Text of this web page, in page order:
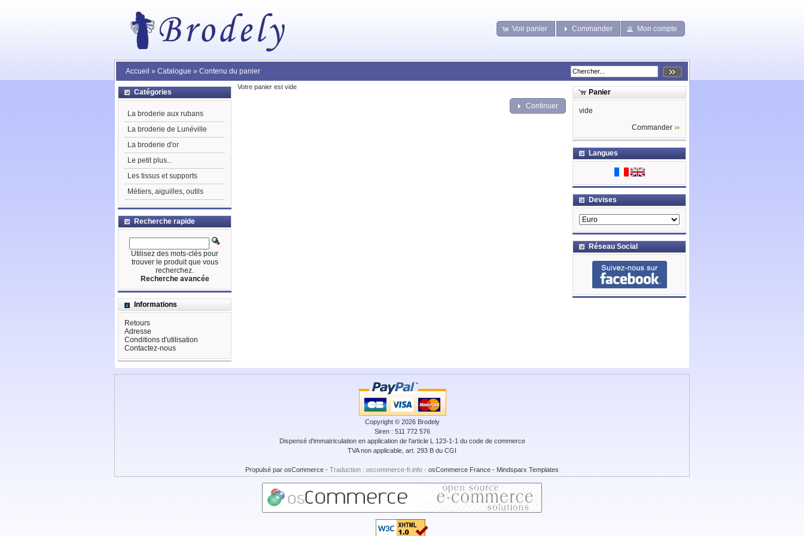
Voir panier Commander Mon compte
Accueil » Catalogue » Contenu du panier
Votre panier est vide
Continuer
Catégories
La broderie aux rubans
La broderie de Lunéville
La broderie d'or
Le petit plus...
Les tissus et supports
Métiers, aiguilles, outils
Recherche rapide
Utilisez des mots-clés pour
trouver le produit que vous
recherchez.
Recherche avancée
Informations
Retours
Adresse
Conditions d'utilisation
Contactez-nous
Panier
vide
Commander
Langues
Devises
Réseau Social
Copyright © 2026 Brodely
Siren : 511 772 576
Dispensé d'immatriculation en application de l'article L 123-1-1 du code de commerce
TVA non applicable, art. 293 B du CGI
Propulsé par osCommerce - Traduction : oscommerce-fr.info - osCommerce France - Mindsparx Templates